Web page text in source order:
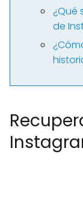
¿Qué
de